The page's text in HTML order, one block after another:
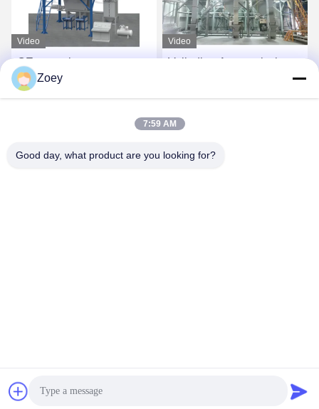
Video
CE-spanning aangepaste
droge mengsel poeder
mortel mengmachine
mixer keramische tegels
Video
Volledige Automatische
voor Tegelkleefstof en
China Goede Kwaliteit Droge Mortierinstallatie Auteursrecht © 2018-2026
Zhengzhou MG Industrial Co.,Ltd Alle rechten voorbehouden.
Zoey
7:59 AM
Good day, what product are you looking for?